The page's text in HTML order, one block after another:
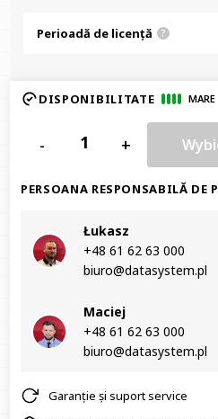
Perioadă de licență ?
DISPONIBILITATE MARE
- +
PERSOANA RESPONSABILĂ DE
Łukasz
+48 61 62 63 000‬
biuro@datasystem.pl
Maciej
+48 61 62 63 000‬
biuro@datasystem.pl
Garanție și suport service